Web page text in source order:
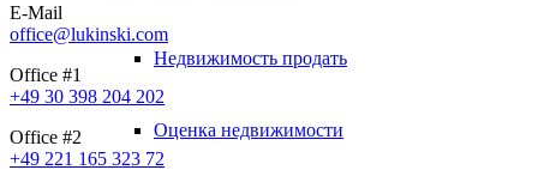
Недвижимость продать
Оценка недвижимости
E-Mail
office@lukinski.com
Office #1
+49 30 398 204 202
Office #2
+49 221 165 323 72